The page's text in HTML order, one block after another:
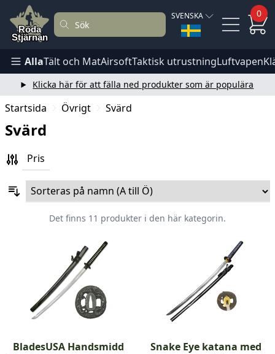
SVENSKA 0
AllaTält och MatAirsoftTaktisk utrustningLuftvapen
Klicka här för att fälla ned produkter som är populära
Startsida Övrigt Svärd
Svärd
Pris
Det finns 11 produkter i den här kategorin.
BladesUSA Handsmidd
Snake Eye katana med